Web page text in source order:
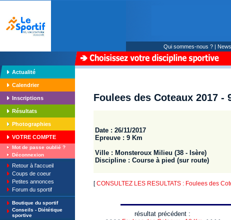
Qui sommes-nous ? |
Actualité
Calendrier
Inscriptions
Résultats
Photographies
VOTRE COMPTE
Mot de passe oublié ?
Déconnexion
Retour à l'accueil
Coups de coeur
Petites annonces
Forum du sportif
Boutique du sportif
Conseils - Diététique
sportive
Foulees des Coteaux 2017 -
Date : 26/11/2017
Epreuve : 9 Km
Ville : Monsteroux Milieu (38 - Isère)
Discipline : Course à pied (sur route)
[CONSULTEZ LES RESULTATS : Foulees des
résultat précédent :